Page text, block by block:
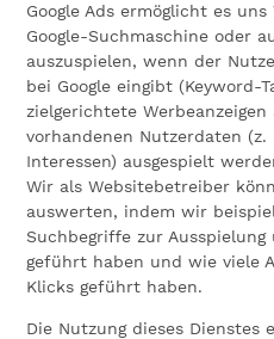
Google Ads ermöglicht es
Google-Suchmaschine oder
auszuspielen, wenn der
bei Google eingibt (Keyword-
zielgerichtete
vorhandenen Nutzerdaten
Interessen) ausgespielt
Wir als Websitebetreiber
auswerten, indem wir
Suchbegriffe zur Ausspielung
geführt haben und wie viele
Klicks geführt haben.
Die Nutzung dieses Dienstes